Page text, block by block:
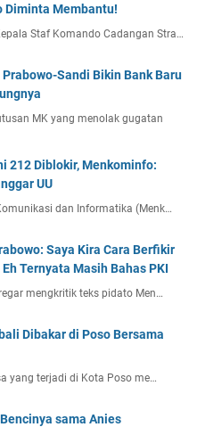
Diminta Membantu!
Staf Komando Cadangan Stra…
Sandi Bikin Bank Baru
MK yang menolak gugatan
212 Diblokir, Menkominfo:
UU
dan Informatika (Menk…
Saya Kira Cara Berfikir
Ternyata Masih Bahas PKI
mengkritik teks pidato Men…
Dibakar di Poso Bersama
yang terjadi di Kota Poso me…
sama Anies